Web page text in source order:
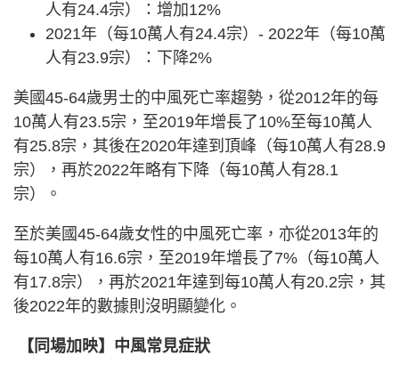
人有24.4宗）：增加12%
2021年（每10萬人有24.4宗）- 2022年（每10萬
人有23.9宗）：下降2%
美國45-64歲男士的中風死亡率趨勢，從2012年的每
10萬人有23.5宗，至2019年增長了10%至每10萬人
有25.8宗，其後在2020年達到頂峰（每10萬人有28.9
宗），再於2022年略有下降（每10萬人有28.1
宗）。
至於美國45-64歲女性的中風死亡率，亦從2013年的
每10萬人有16.6宗，至2019年增長了7%（每10萬人
有17.8宗），再於2021年達到每10萬人有20.2宗，其
後2022年的數據則沒明顯變化。
【同場加映】中風常見症狀